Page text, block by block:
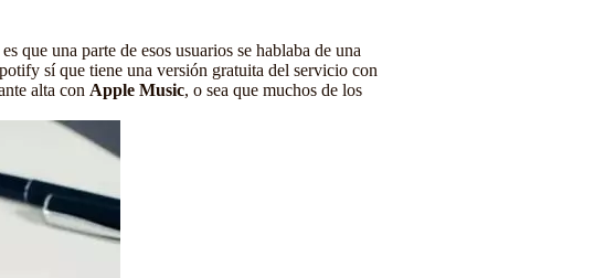
que una parte de esos usuarios se hablaba de una
sí que tiene una versión gratuita del servicio con
alta con Apple Music, o sea que muchos de los